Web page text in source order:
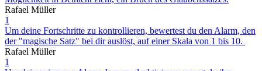
Rafael Müller
1
Um deine Fortschritte zu kontrollieren, bewertest du den Alarm, den
der "magische Satz" bei dir auslöst, auf einer Skala von 1 bis 10.
Rafael Müller
1